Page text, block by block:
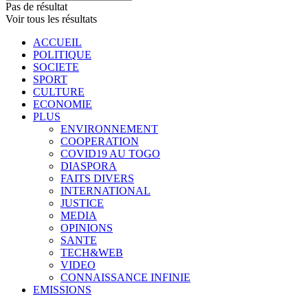
Pas de résultat
Voir tous les résultats
ACCUEIL
POLITIQUE
SOCIETE
SPORT
CULTURE
ECONOMIE
PLUS
ENVIRONNEMENT
COOPERATION
COVID19 AU TOGO
DIASPORA
FAITS DIVERS
INTERNATIONAL
JUSTICE
MEDIA
OPINIONS
SANTE
TECH&WEB
VIDEO
CONNAISSANCE INFINIE
EMISSIONS